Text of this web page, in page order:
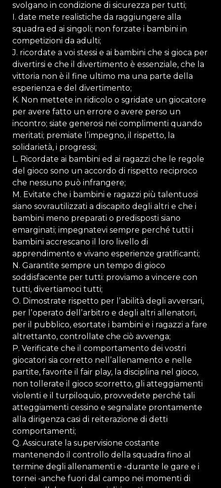
svolgano in condizione di sicurezza per tutti;
I. date mete realistiche da raggiungere alla
squadra ed ai singoli; non forzate i bambini in
competizioni da adulti;
J. ricordate a voi stessi e ai bambini che si gioca per
divertirsi e che il divertimento è essenziale, che la
vittoria non è il fine ultimo ma una parte della
esperienza e del divertimento;
K. Non mettete in ridicolo o sgridate un giocatore
per avere fatto un errore o avere perso un
incontro; siate generosi nei complimenti quando
meritati; premiate lʼimpegno, il rispetto, la
solidarietà, i progressi;
L. Ricordate ai bambini ed ai ragazzi che le regole
del gioco sono un accordo di rispetto reciproco
che nessuno può infrangere;
M. Evitate che i bambini e ragazzi più talentuosi
siano sovrautilizzati a discapito degli altri e che i
bambini meno preparati o predisposti siano
emarginati; impegnatevi sempre perché tutti i
bambini accrescano il loro livello di
apprendimento e vivano esperienze gratificanti;
N. Garantite sempre un tempo di gioco
soddisfacente per tutti: proviamo a vincere con
tutti, divertiamoci tutti;
O. Dimostrate rispetto per lʼabilità degli avversari,
per lʼoperato dellʼarbitro e degli altri allenatori,
per il pubblico, esortate i bambini e i ragazzi a fare
altrettanto, controllate che ciò avvenga;
P. Verificate che il comportamento dei vostri
giocatori sia corretto nellʼallenamento e nelle
partite, favorite il fair play, la disciplina nel gioco,
non tollerate il gioco scorretto, gli atteggiamenti
violenti e il turpiloquio, provvedete perché tali
atteggiamenti cessino e segnalate prontamente
alla dirigenza casi di reiterazione di detti
comportamenti;
Q. Assicurate la supervisione costante
mantenendo il controllo della squadra fino al
termine degli allenamenti e -durante le gare e i
tornei -anche fuori dal campo nei momenti di